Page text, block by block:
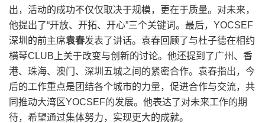
出，活动的成功不仅仅取决于规模，更在于质量。对未来，
他提出了“开放、开拓、开心”三个关键词。最后，YOCSEF
深圳的前主席袁春发表了讲话。袁春回顾了与杜子德在相约
横琴CLUB上关于改变与创新的讨论。他还提到了广州、香
港、珠海、澳门、深圳五城之间的紧密合作。袁春指出，今
后的工作重点是团结各个城市的力量，促进合作与交流，共
同推动大湾区YOCSEF的发展。他表达了对未来工作的期
待，希望通过集体努力，实现更大的成就。